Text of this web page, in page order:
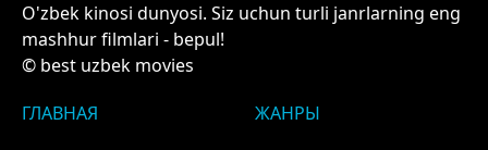
O'zbek kinosi dunyosi. Siz uchun turli janrlarning eng
mashhur filmlari - bepul!
© best uzbek movies
ГЛАВНАЯ
ЖАНРЫ